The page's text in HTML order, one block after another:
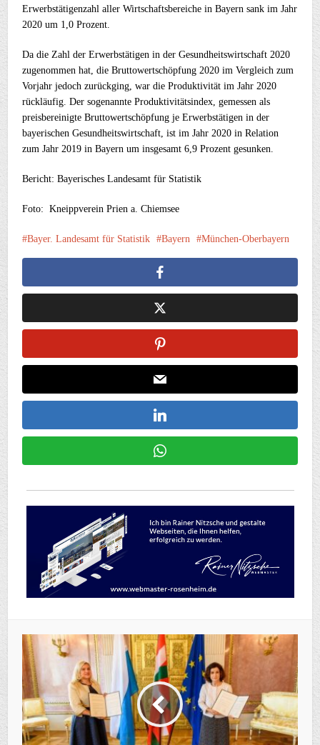
Erwerbstätigenzahl aller Wirtschaftsbereiche in Bayern sank im Jahr
2020 um 1,0 Prozent.
Da die Zahl der Erwerbstätigen in der Gesundheitswirtschaft 2020
zugenommen hat, die Bruttowertschöpfung 2020 im Vergleich zum
Vorjahr jedoch zurückging, war die Produktivität im Jahr 2020
rückläufig. Der sogenannte Produktivitätsindex, gemessen als
preisbereinigte Bruttowertschöpfung je Erwerbstätigen in der
bayerischen Gesundheitswirtschaft, ist im Jahr 2020 in Relation
zum Jahr 2019 in Bayern um insgesamt 6,9 Prozent gesunken.
Bericht: Bayerisches Landesamt für Statistik
Foto: Kneippverein Prien a. Chiemsee
Bayer. Landesamt für Statistik Bayern München-Oberbayern